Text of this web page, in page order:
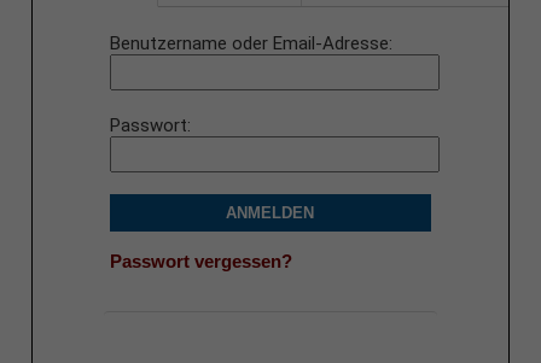
Benutzername oder Email-Adresse
Passwort
ANMELDEN
Passwort vergessen?